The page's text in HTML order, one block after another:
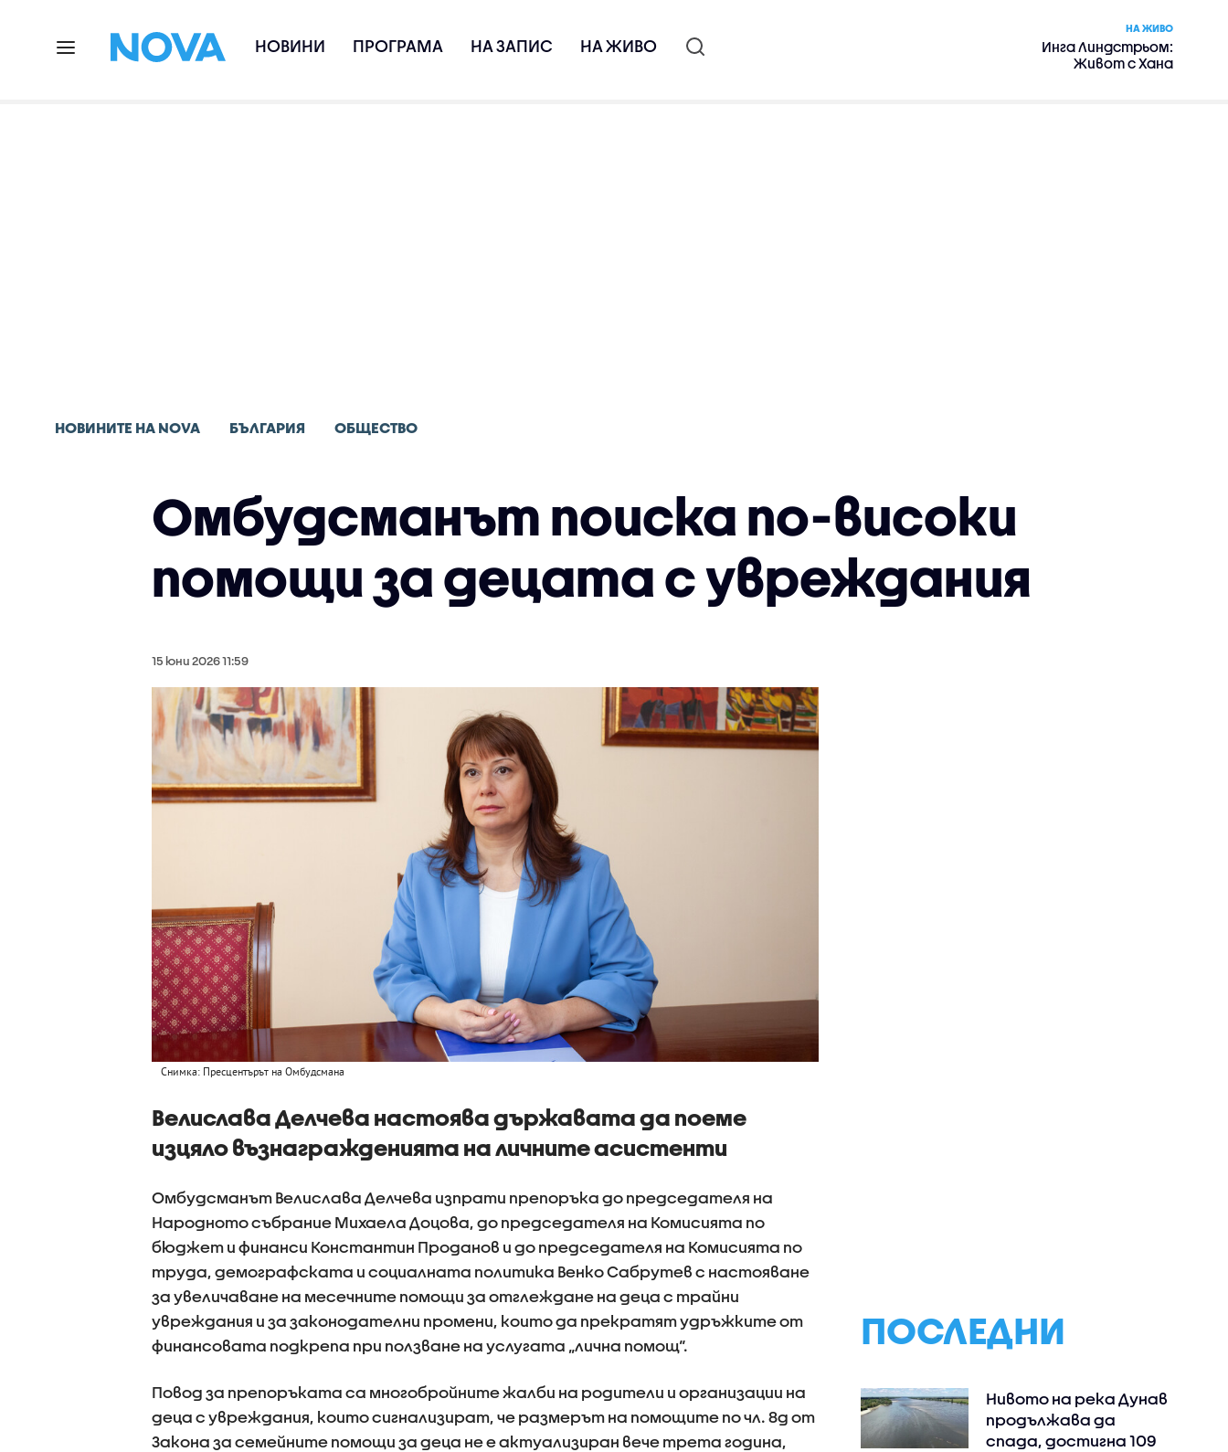
НОВИНИ ПРОГРАМА НА ЗАПИС НА ЖИВО
НА ЖИВО
Инга Линдстрьом:
Живот с Хана
НОВИНИТЕ НА NOVA БЪЛГАРИЯ ОБЩЕСТВО
Омбудсманът поиска по-високи
помощи за децата с увреждания
15 юни 2026 11:59
Снимка: Пресцентърът на Омбудсмана
Велислава Делчева настоява държавата да поеме
изцяло възнагражденията на личните асистенти
Омбудсманът Велислава Делчева изпрати препоръка до председателя на
Народното събрание Михаела Доцова, до председателя на Комисията по
бюджет и финанси Константин Проданов и до председателя на Комисията по
труда, демографската и социалната политика Венко Сабрутев с настояване
за увеличаване на месечните помощи за отглеждане на деца с трайни
увреждания и за законодателни промени, които да прекратят удръжките от
финансовата подкрепа при ползване на услугата „лична помощ“.
Повод за препоръката са многобройните жалби на родители и организации на
деца с увреждания, които сигнализират, че размерът на помощите по чл. 8д от
Закона за семейните помощи за деца не е актуализиран вече трета година,
ПОСЛЕДНИ
Нивото на река Дунав
продължава да
спада, достигна 109